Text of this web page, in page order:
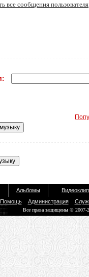
все сообщения пользователя
Альбомы
Помощь Администрация
Все права защищены © 2007-